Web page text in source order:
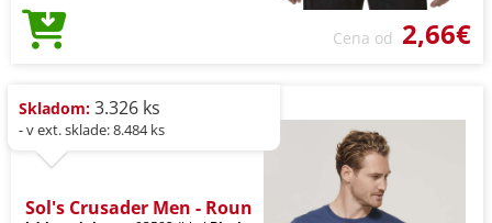
Cena od 2,66€
Skladom: 3.326 ks
- v ext. sklade: 8.484 ks
Sol's Crusader Men - Roun